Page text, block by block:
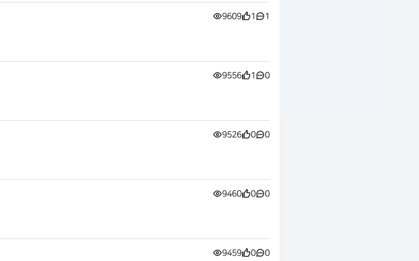
9609 1 1
9556 1 0
9526 0 0
9460 0 0
9459 0 0